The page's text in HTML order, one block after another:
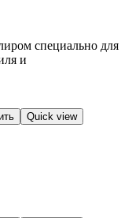
специально для
и
Quick view